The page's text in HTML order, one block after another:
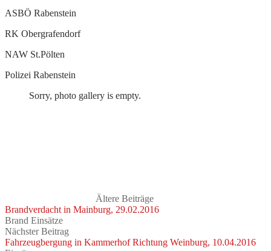
ASBÖ Rabenstein
RK Obergrafendorf
NAW St.Pölten
Polizei Rabenstein
Sorry, photo gallery is empty.
Ältere Beiträge
Brandverdacht in Mainburg, 29.02.2016
Brand Einsätze
Nächster Beitrag
Fahrzeugbergung in Kammerhof Richtung Weinburg, 10.04.2016